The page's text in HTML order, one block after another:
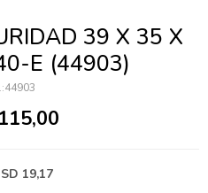
39 X 35 X
E (44903)
44903
115,00
19,17